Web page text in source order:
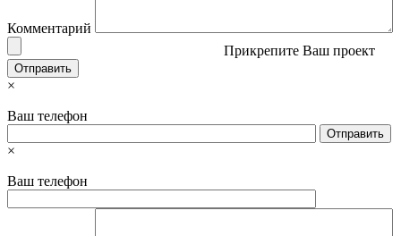
Комментарий
Прикрепите Ваш проект
×
Ваш телефон
×
Ваш телефон